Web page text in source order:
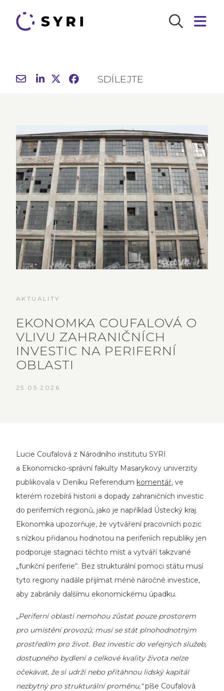
SDÍLEJTE
AKTUALITY
EKONOMKA COUFALOVÁ O
VLIVU ZAHRANIČNÍCH
INVESTIC NA PERIFERNÍ
OBLASTI
25.05.2026
Lucie Coufalová z Národního institutu SYRI
a Ekonomicko-správní fakulty Masarykovy univerzity
publikovala v Deníku Referendum komentář, ve
kterém rozebírá historii a dopady zahraničních investic
do periferních regionů, jako je například Ústecký kraj.
Ekonomka upozorňuje, že vytváření pracovních pozic
s nízkou přidanou hodnotou na periferiích republiky jen
podporuje stagnaci těchto míst a vytváří takzvané
„funkční periferie“. Bez strukturální pomoci státu musí
tyto regiony nadále přijímat méně náročné investice,
aby zabránily dalšímu ekonomickému úpadku.
„Periferní oblasti nemohou zůstat pouze prostorem
pro umístění provozů; musí se stát plnohodnotným
prostředím pro život. Bez investic do veřejných služeb,
dostupného bydlení a celkové kvality života nelze
očekávat, že si udrží nebo přitáhnou lidský kapitál
nezbytný pro strukturální proměnu,“píše Coufalová